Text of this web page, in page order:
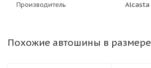
Производитель Alcasta
Похожие автошины в размере